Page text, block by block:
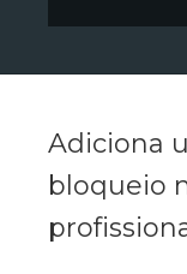
Adiciona
bloqueio